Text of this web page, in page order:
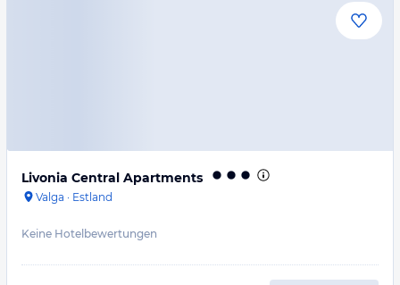
Livonia Central Apartments
Valga · Estland
Keine Hotelbewertungen